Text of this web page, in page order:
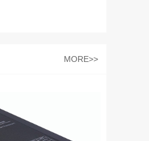
MORE>>